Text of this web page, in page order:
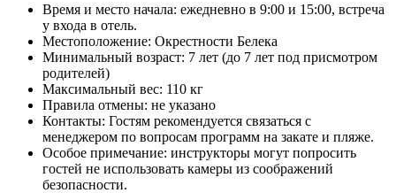
Время и место начала: ежедневно в 9:00 и 15:00, встреча
у входа в отель.
Местоположение: Окрестности Белека
Минимальный возраст: 7 лет (до 7 лет под присмотром
родителей)
Максимальный вес: 110 кг
Правила отмены: не указано
Контакты: Гостям рекомендуется связаться с
менеджером по вопросам программ на закате и пляже.
Особое примечание: инструкторы могут попросить
гостей не использовать камеры из соображений
безопасности.